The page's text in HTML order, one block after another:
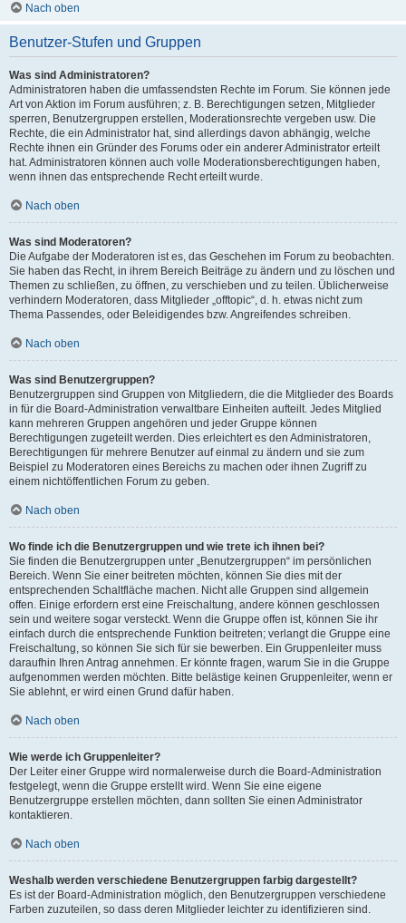
Nach oben
Benutzer-Stufen und Gruppen
Was sind Administratoren?
Administratoren haben die umfassendsten Rechte im Forum. Sie können jede
Art von Aktion im Forum ausführen; z. B. Berechtigungen setzen, Mitglieder
sperren, Benutzergruppen erstellen, Moderationsrechte vergeben usw. Die
Rechte, die ein Administrator hat, sind allerdings davon abhängig, welche
Rechte ihnen ein Gründer des Forums oder ein anderer Administrator erteilt
hat. Administratoren können auch volle Moderationsberechtigungen haben,
wenn ihnen das entsprechende Recht erteilt wurde.
Nach oben
Was sind Moderatoren?
Die Aufgabe der Moderatoren ist es, das Geschehen im Forum zu beobachten.
Sie haben das Recht, in ihrem Bereich Beiträge zu ändern und zu löschen und
Themen zu schließen, zu öffnen, zu verschieben und zu teilen. Üblicherweise
verhindern Moderatoren, dass Mitglieder „offtopic“, d. h. etwas nicht zum
Thema Passendes, oder Beleidigendes bzw. Angreifendes schreiben.
Nach oben
Was sind Benutzergruppen?
Benutzergruppen sind Gruppen von Mitgliedern, die die Mitglieder des Boards
in für die Board-Administration verwaltbare Einheiten aufteilt. Jedes Mitglied
kann mehreren Gruppen angehören und jeder Gruppe können
Berechtigungen zugeteilt werden. Dies erleichtert es den Administratoren,
Berechtigungen für mehrere Benutzer auf einmal zu ändern und sie zum
Beispiel zu Moderatoren eines Bereichs zu machen oder ihnen Zugriff zu
einem nichtöffentlichen Forum zu geben.
Nach oben
Wo finde ich die Benutzergruppen und wie trete ich ihnen bei?
Sie finden die Benutzergruppen unter „Benutzergruppen“ im persönlichen
Bereich. Wenn Sie einer beitreten möchten, können Sie dies mit der
entsprechenden Schaltfläche machen. Nicht alle Gruppen sind allgemein
offen. Einige erfordern erst eine Freischaltung, andere können geschlossen
sein und weitere sogar versteckt. Wenn die Gruppe offen ist, können Sie ihr
einfach durch die entsprechende Funktion beitreten; verlangt die Gruppe eine
Freischaltung, so können Sie sich für sie bewerben. Ein Gruppenleiter muss
daraufhin Ihren Antrag annehmen. Er könnte fragen, warum Sie in die Gruppe
aufgenommen werden möchten. Bitte belästige keinen Gruppenleiter, wenn er
Sie ablehnt, er wird einen Grund dafür haben.
Nach oben
Wie werde ich Gruppenleiter?
Der Leiter einer Gruppe wird normalerweise durch die Board-Administration
festgelegt, wenn die Gruppe erstellt wird. Wenn Sie eine eigene
Benutzergruppe erstellen möchten, dann sollten Sie einen Administrator
kontaktieren.
Nach oben
Weshalb werden verschiedene Benutzergruppen farbig dargestellt?
Es ist der Board-Administration möglich, den Benutzergruppen verschiedene
Farben zuzuteilen, so dass deren Mitglieder leichter zu identifizieren sind.